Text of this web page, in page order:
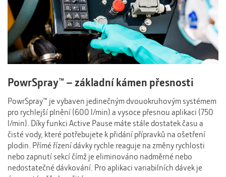
PowrSpray™ – základní kámen přesnosti
PowrSpray™ je vybaven jedinečným dvouokruhovým systémem
pro rychlejší plnění (600 l/min) a vysoce přesnou aplikaci (750
l/min). Díky funkci Active Pause máte stále dostatek času a
čisté vody, které potřebujete k přidání přípravků na ošetření
plodin. Přímé řízení dávky rychle reaguje na změny rychlosti
nebo zapnutí sekcí čímž je eliminováno nadměrné nebo
nedostatečné dávkování. Pro aplikaci variabilních dávek je